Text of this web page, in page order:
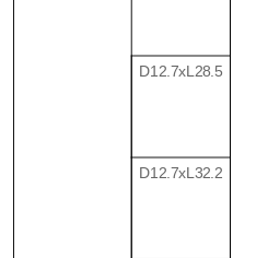
D12.7xL28.5
D12.7xL32.2